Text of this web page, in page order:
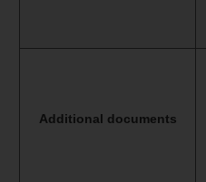
Additional documents